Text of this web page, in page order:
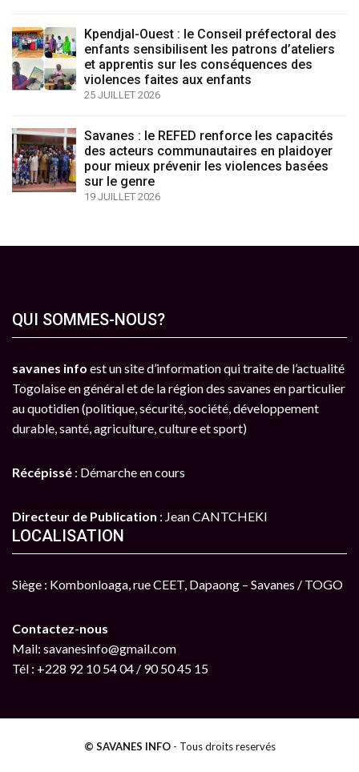
Kpendjal-Ouest : le Conseil préfectoral des
enfants sensibilisent les patrons d’ateliers
et apprentis sur les conséquences des
violences faites aux enfants
25 JUILLET 2026
Savanes : le REFED renforce les capacités
des acteurs communautaires en plaidoyer
pour mieux prévenir les violences basées
sur le genre
19 JUILLET 2026
QUI SOMMES-NOUS?
savanes info est un site d’information qui traite de l’actualité
Togolaise en général et de la région des savanes en particulier
au quotidien (politique, sécurité, société, développement
durable, santé, agriculture, culture et sport)
Récépissé : Démarche en cours
Directeur de Publication : Jean CANTCHEKI
LOCALISATION
Siège : Kombonloaga, rue CEET, Dapaong – Savanes / TOGO
Contactez-nous
Mail: savanesinfo@gmail.com
Tél : +228 92 10 54 04 / 90 50 45 15
© SAVANES INFO- Tous droits reservés